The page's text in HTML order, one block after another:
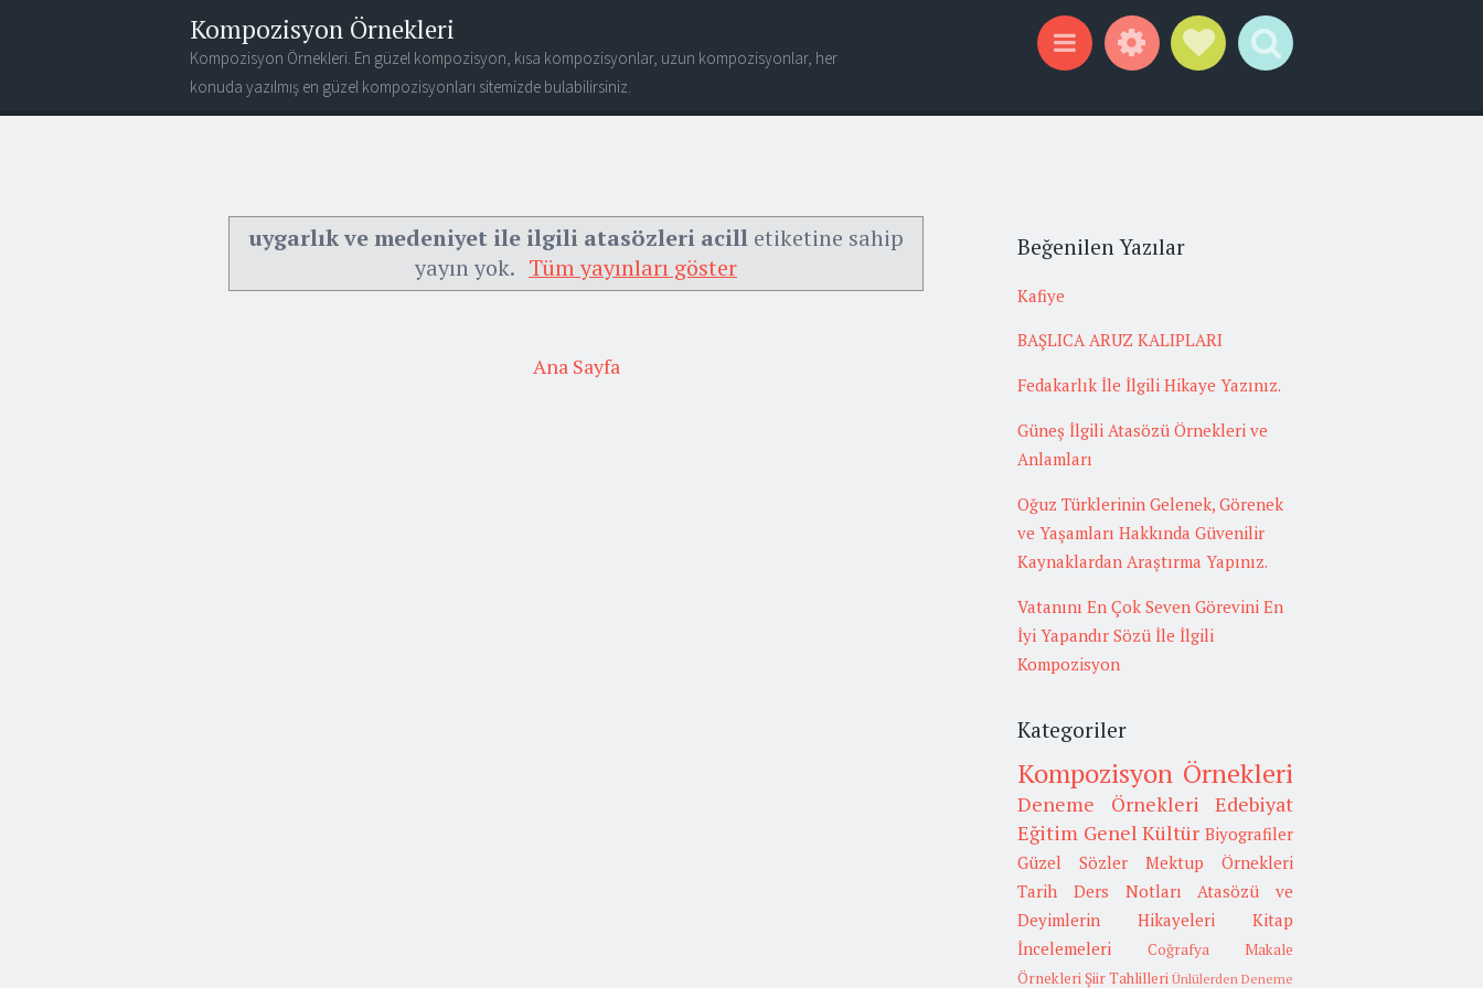
Kompozisyon Örnekleri
Kompozisyon Örnekleri. En güzel kompozisyon, kısa kompozisyonlar, uzun kompozisyonlar, her
konuda yazılmış en güzel kompozisyonları sitemizde bulabilirsiniz.
uygarlık ve medeniyet ile ilgili atasözleri acilletiketine sahip
yayın yok. Tüm yayınları göster
Ana Sayfa
Beğenilen Yazılar
Kafiye
BAŞLICA ARUZ KALIPLARI
Fedakarlık İle İlgili Hikaye Yazınız.
Güneş İlgili Atasözü Örnekleri ve
Anlamları
Oğuz Türklerinin Gelenek, Görenek
ve Yaşamları Hakkında Güvenilir
Kaynaklardan Araştırma Yapınız.
Vatanını En Çok Seven Görevini En
İyi Yapandır Sözü İle İlgili
Kompozisyon
Kategoriler
Kompozisyon Örnekleri
Deneme Örnekleri
Edebiyat
Eğitim Genel Kültür Biyografiler
Güzel Sözler
Mektup Örnekleri
Tarih
Ders Notları
Atasözü ve
Deyimlerin Hikayeleri
Kitap
İncelemeleri
Coğrafya
Makale
Örnekleri Şiir Tahlilleri Ünlülerden Deneme